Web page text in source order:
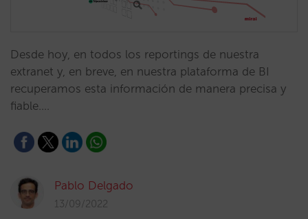
Desde hoy, en todos los reportings de nuestra
extranet y, en breve, en nuestra plataforma de BI
recuperamos esta información de manera precisa y
fiable.…
Pablo Delgado
13/09/2022